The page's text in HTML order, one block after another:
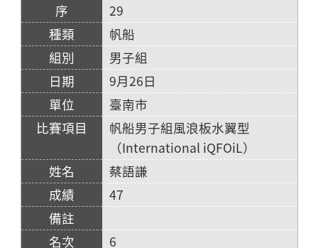
29
帆船
男子組
9月26日
臺南市
帆船男子組風浪板水翼型
（International iQFOiL）
蔡語謙
47
6